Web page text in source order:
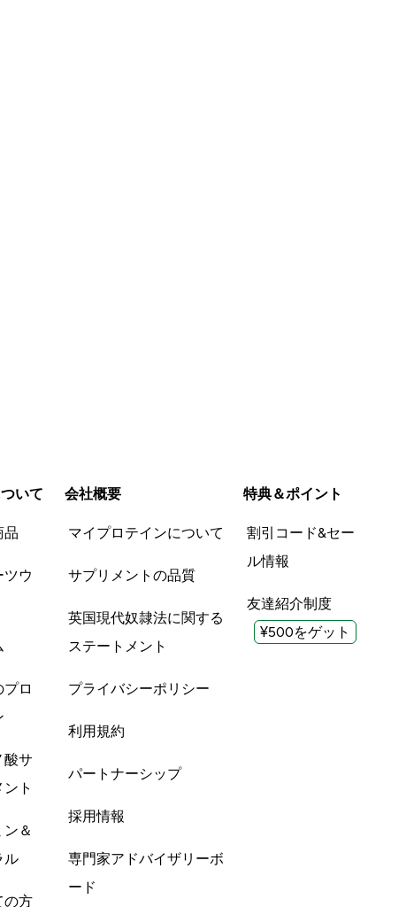
いて
品
ツウ
プロ
酸サ
ト
ン＆
ル
の方
会社概要
マイプロテインについて
サプリメントの品質
英国現代奴隷法に関する
ステートメント
プライバシーポリシー
利用規約
パートナーシップ
採用情報
専門家アドバイザリーボ
ード
特典＆ポイント
割引コード&セー
ル情報
友達紹介制度
¥500をゲット